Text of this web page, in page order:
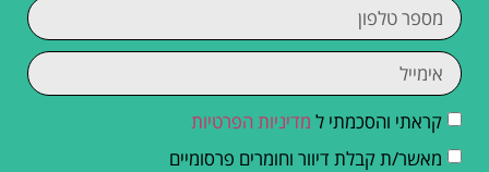
קראתי והסכמתי ל מדיניות הפרטיות
מאשר/ת קבלת דיוור וחומרים פרסומיים